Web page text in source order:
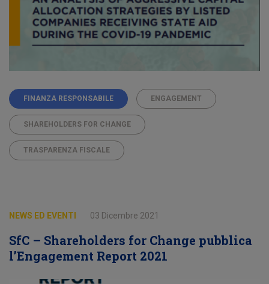
FINANZA RESPONSABILE ENGAGEMENT
SHAREHOLDERS FOR CHANGE
TRASPARENZA FISCALE
NEWS ED EVENTI 03 Dicembre 2021
SfC – Shareholders for Change pubblica
l’Engagement Report 2021